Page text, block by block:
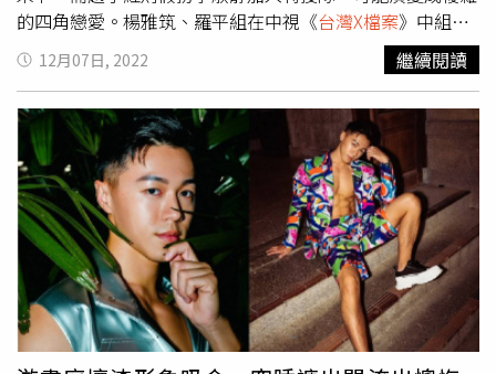
但一回到現實就沒有這麼霸氣了，林芷芸透露，自己曾在西
門町遇過露鳥俠，「那天一個人，我逛衣服出來，他就對我
真的是打開他的大衣，露出他的下體…，我看到當下真的是
用力跑，然後眼淚一直狂流…超可怕！」 劇中個性超恰、
號稱女打仔的王上菲，認為拍戲的武打跟現實的武打還是有
差別的，「現實中我怕自己會受傷，所以如果遇到暴露狂的
話，我第一個應該會先尖叫，然後用講話的方式罵他，然後
就會跑走了。」。張瀚元在《
台灣X檔案》有不少動作戲，
事實上他也是「師奶殺手」，不僅得到婆婆媽媽、阿姨阿嬤
厚愛，吃飯打折，也曾被小二十歲的小萌妹粉絲告白過，張
瀚元靦腆表示：「有次我們在宿舍遇到一個小妹妹，大概應
該是國小，她就衝過來說，我好喜歡你喔！然後她的朋友就
幫她說『她想要你當她的男朋友』，我覺得超可愛的！」至
於他自己心目中的英雄，則是飾演葉問的甄子丹，期待未來
的四角戀愛。楊雅筑、羅平組在中視《台灣X檔案》中組CP
戀愛。（圖／中視提供）周曉涵和周孝安在即將上檔的
TVBS新戲《加油喜事》中組成CP走入婚姻，劇中不但有吻
穿著禮服到西門町快閃發喜糖，而有趣的是兩人曾因合作戲
劇《必勝大丈夫》傳出緋聞，如今周孝安已成人夫，對於兩
人合作他大方表示，老婆陳天仁完全不介意，原來陳天仁和
周曉涵私下也是好友。周曉涵和周孝安不只一次合作組
CP，兩人默契十足。（圖／TVBS提供）張書偉、謝京穎在
民視《市井豪門》中是同公司的長官與下屬，兩人戀愛組成
CP前還先上演了韓國夯劇《社內相親》經典相親橋段，先
前為戲上演飛車英雄救美，張書偉騎重機化身「黑騎士」還
加碼武打戲，帥到謝京穎坦言：「會心動！」張書偉、謝京
穎在民視《市井豪門》中上演飛車英雄救美戲碼。（圖／民
12月07日, 2022 繼續閱讀